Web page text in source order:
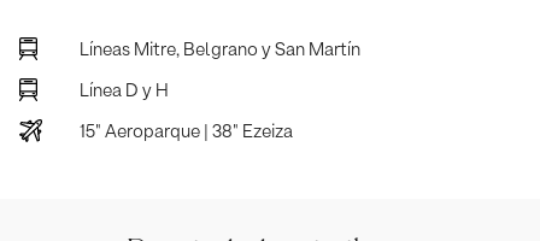
Líneas Mitre, Belgrano y San Martín
Línea D y H
15" Aeroparque | 38" Ezeiza